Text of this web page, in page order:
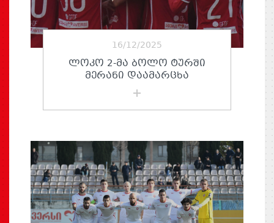
16/12/2025
ᲚᲝᲙᲝ 2-ᲛᲐ ᲑᲝᲚᲝ ᲢᲣᲠᲨᲘ
ᲛᲔᲠᲐᲜᲘ ᲓᲐᲐᲛᲐᲠᲪᲮᲐ